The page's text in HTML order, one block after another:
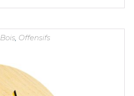
était : est :
Bois, Offensifs